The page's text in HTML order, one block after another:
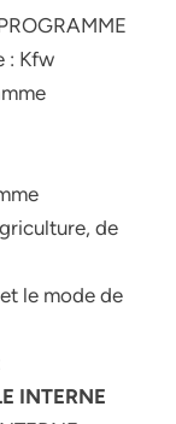
: Kfw
de
le mode de
INTERNE